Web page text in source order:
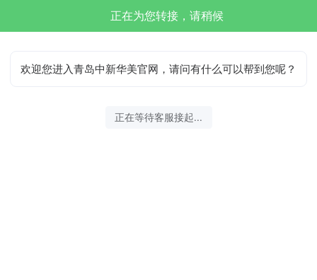
正在为您转接，请稍候
欢迎您进入青岛中新华美官网，请问有什么可以帮到您呢？
正在等待客服接起...